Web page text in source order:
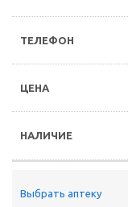
Выбрать аптеку